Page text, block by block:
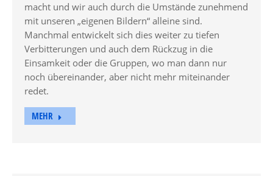
macht und wir auch durch die Umstände zunehmend
mit unseren „eigenen Bildern“ alleine sind.
Manchmal entwickelt sich dies weiter zu tiefen
Verbitterungen und auch dem Rückzug in die
Einsamkeit oder die Gruppen, wo man dann nur
noch übereinander, aber nicht mehr miteinander
redet.
MEHR